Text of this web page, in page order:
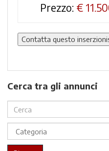
Prezzo: €
Contatta questo
Cerca tra gli annunci